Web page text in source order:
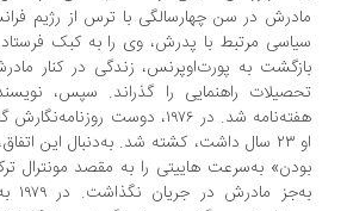
در سن چهارسالگی با ترس از رژیم فرانسوا
مرتبط با پدرش، وی را به کبک فرستاد. از
به پورت‌اوپرنس، زندگی در کنار مادرش را
راهنمایی را گذراند. سپس، نویسنده‌
هفته‌نامه شد. در ۱۹۷۶، دوست روزنامه‌نگارش
او ۲۳ سال داشت، کشته شد. به‌دنبال این اتفاق،
به‌سرعت هاییتی را به مقصد مونترال ترک
به‌جز مادرش در جریان